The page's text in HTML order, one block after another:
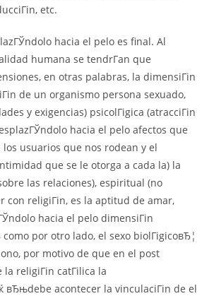
etc.
hacia el pelo es final. Al
humana se tendrГ­an que
en otras palabras, la dimensiГіn
de un organismo persona sexuado,
y exigencias) psicolГіgica (atracciГіn
hacia el pelo afectos que
usuarios que nos rodean y el
que se le otorga a cada la) la
las relaciones), espiritual (no
con religiГіn, es la aptitud de amar,
hacia el pelo dimensiГіn
por otro lado, el sexo biolГіgicoвЂ¦
por motivo de que en el post
religiГіn catГіlica la
acontecer la vinculaciГіn de el